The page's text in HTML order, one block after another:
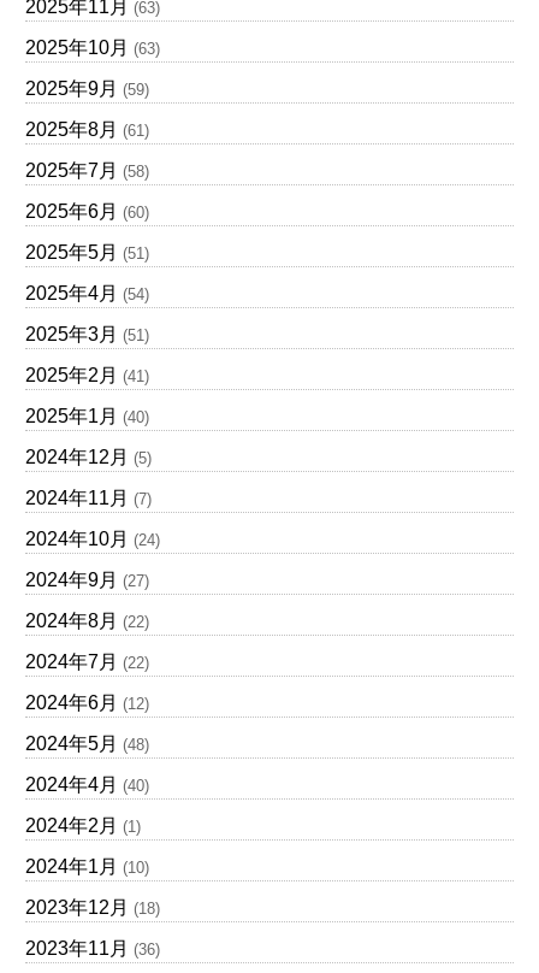
2025年11月 (63)
2025年10月 (63)
2025年9月 (59)
2025年8月 (61)
2025年7月 (58)
2025年6月 (60)
2025年5月 (51)
2025年4月 (54)
2025年3月 (51)
2025年2月 (41)
2025年1月 (40)
2024年12月 (5)
2024年11月 (7)
2024年10月 (24)
2024年9月 (27)
2024年8月 (22)
2024年7月 (22)
2024年6月 (12)
2024年5月 (48)
2024年4月 (40)
2024年2月 (1)
2024年1月 (10)
2023年12月 (18)
2023年11月 (36)